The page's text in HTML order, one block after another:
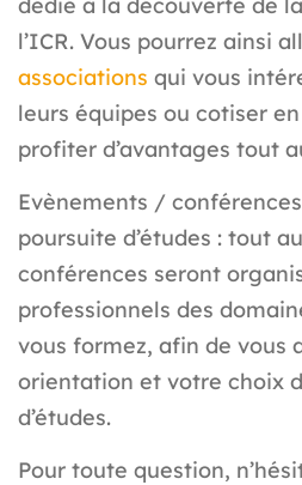
l’ICR. Vous pourrez ainsi
associations qui vous
leurs équipes ou cotiser
profiter d’avantages tout
Evènements /
poursuite d’études : tout
conférences seront
professionnels des
vous formez, afin de vous
orientation et votre choix
d’études.
Pour toute question,